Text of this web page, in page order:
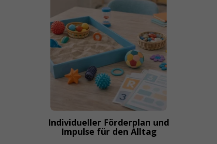
Individueller Förderplan und
Impulse für den Alltag